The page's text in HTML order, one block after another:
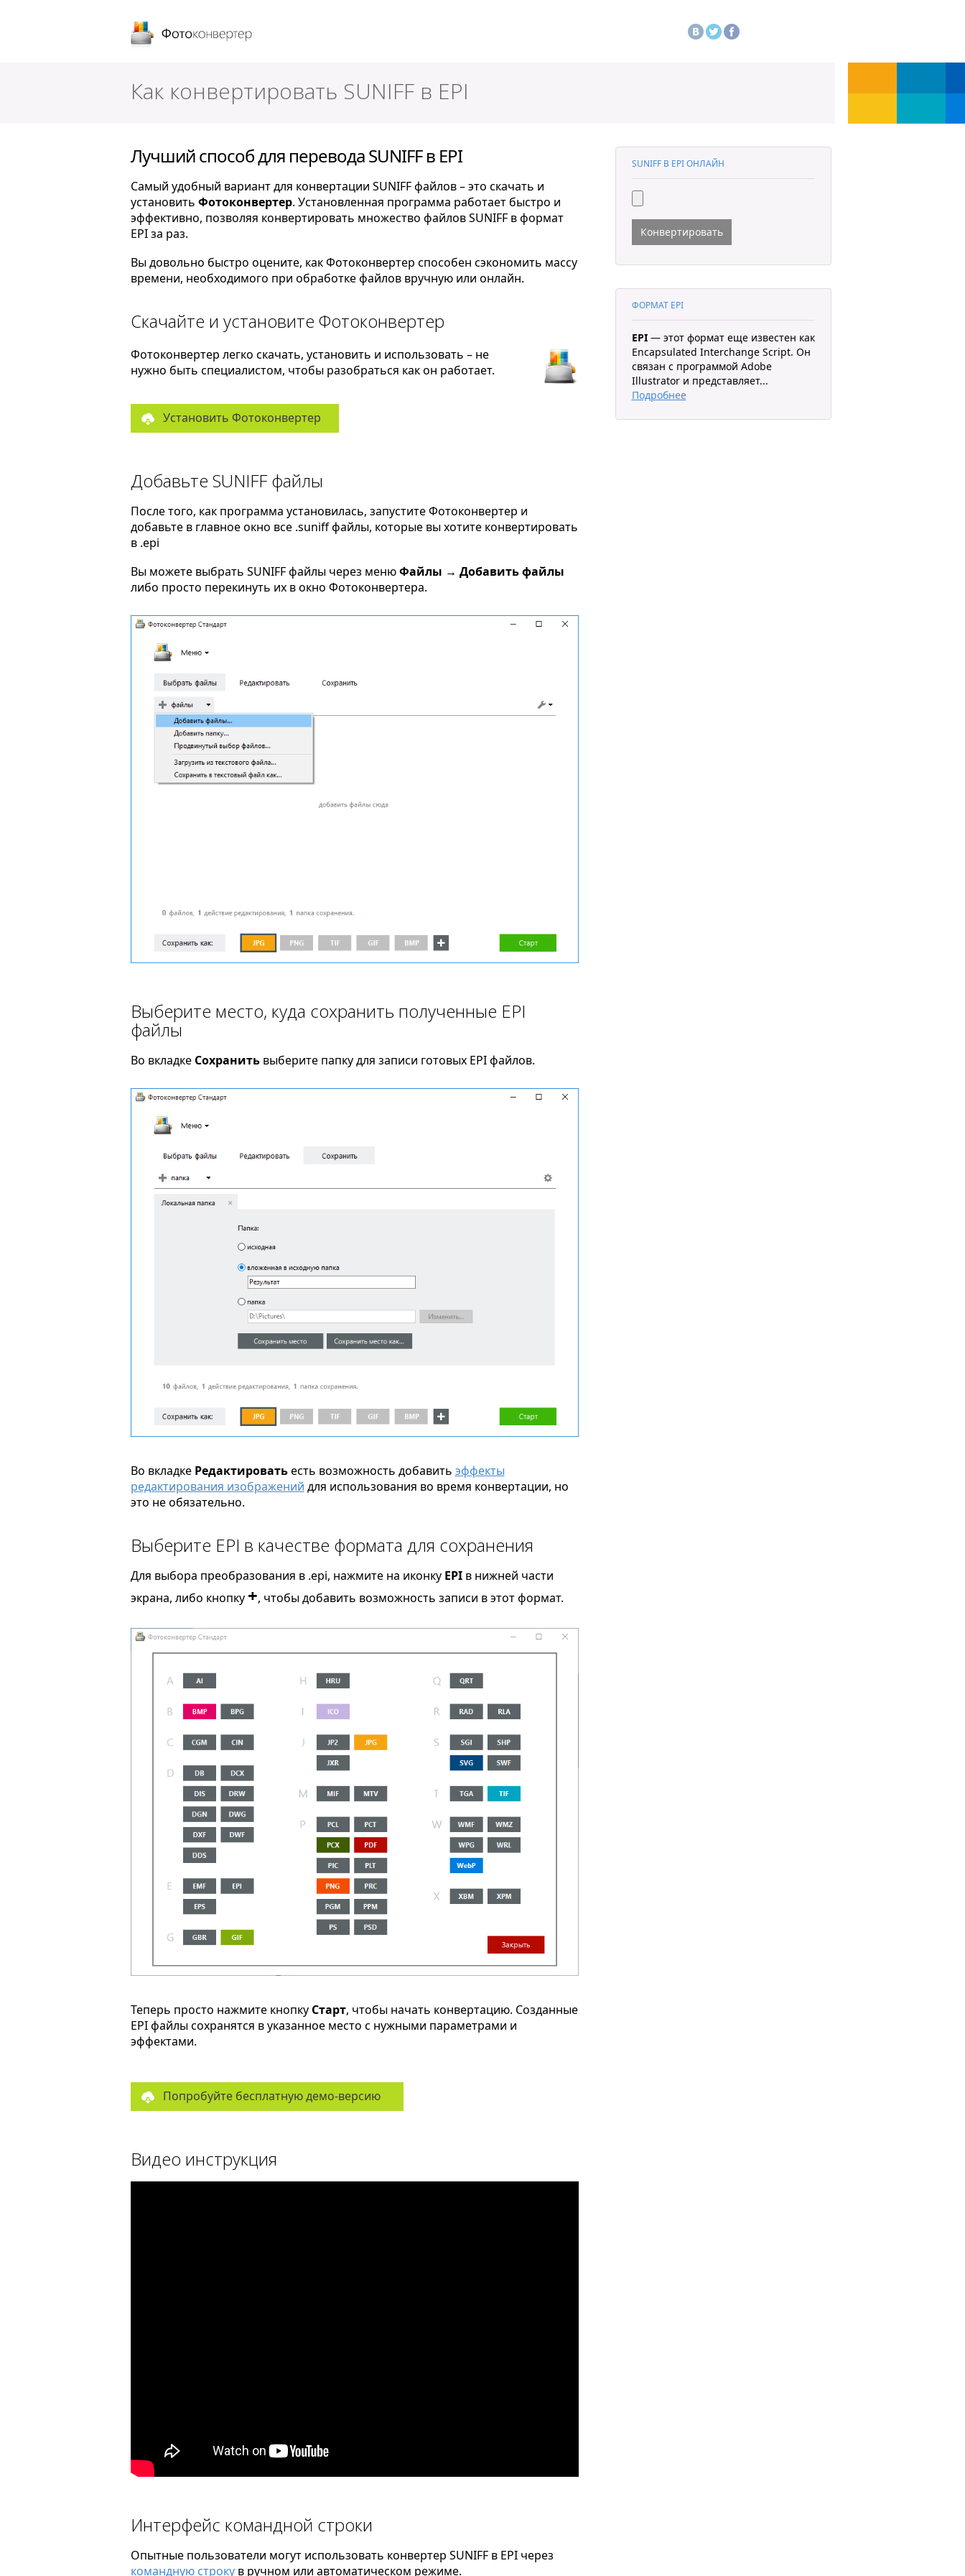
Как конвертировать SUNIFF в EPI
Лучший способ для перевода SUNIFF в EPI
Самый удобный вариант для конвертации SUNIFF файлов – это скачать и
установить Фотоконвертер. Установленная программа работает быстро и
эффективно, позволяя конвертировать множество файлов SUNIFF в формат
EPI за раз.
Вы довольно быстро оцените, как Фотоконвертер способен сэкономить массу
времени, необходимого при обработке файлов вручную или онлайн.
Скачайте и установите Фотоконвертер
Фотоконвертер легко скачать, установить и использовать – не
нужно быть специалистом, чтобы разобраться как он работает.
Установить Фотоконвертер
Добавьте SUNIFF файлы
После того, как программа установилась, запустите Фотоконвертер и
добавьте в главное окно все .suniff файлы, которые вы хотите конвертировать
в .epi
Вы можете выбрать SUNIFF файлы через менюФайлы → Добавить файлы
либо просто перекинуть их в окно Фотоконвертера.
Выберите место, куда сохранить полученные EPI
файлы
Во вкладке Сохранитьвыберите папку для записи готовых EPI файлов.
Во вкладке Редактироватьесть возможность добавить эффекты
редактирования изображений для использования во время конвертации, но
это не обязательно.
Выберите EPI в качестве формата для сохранения
Для выбора преобразования в .epi, нажмите на иконку EPIв нижней части
экрана, либо кнопку +, чтобы добавить возможность записи в этот формат.
Теперь просто нажмите кнопку Старт, чтобы начать конвертацию. Созданные
EPI файлы сохранятся в указанное место с нужными параметрами и
эффектами.
Попробуйте бесплатную демо-версию
Видео инструкция
Интерфейс командной строки
Опытные пользователи могут использовать конвертер SUNIFF в EPI через
командную строкув ручном или автоматическом режиме.
SUNIFF В EPI ОНЛАЙН
Конвертировать
ФОРМАТ EPI
EPI— этот формат еще известен как
Encapsulated Interchange Script. Он
связан с программой Adobe
Illustrator и представляет...
Подробнее